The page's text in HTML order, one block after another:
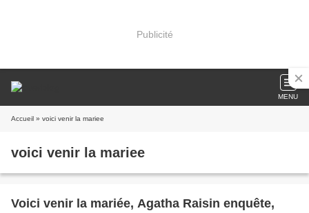
Publicité
MENU
Accueil » voici venir la mariee
voici venir la mariee
Voici venir la mariée, Agatha Raisin enquête,